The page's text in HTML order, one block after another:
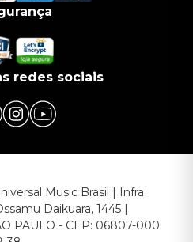
redes sociais
Music Brasil | Infra
Daikuara, 1445 |
PAULO - CEP: 06807-000